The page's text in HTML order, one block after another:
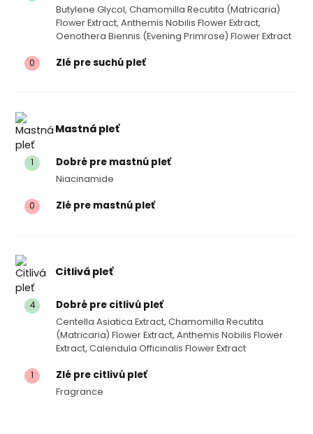
Butylene Glycol, Chamomilla Recutita (matricaria)
Flower Extract, Anthemis Nobilis Flower Extract,
Oenothera Biennis (evening Primrose) Flower Extract
0 Zlé pre suchú pleť
Mastná pleť
1 Dobré pre mastnú pleť
Niacinamide
0 Zlé pre mastnú pleť
Citlivá pleť
4 Dobré pre citlivú pleť
Centella Asiatica Extract, Chamomilla Recutita
(matricaria) Flower Extract, Anthemis Nobilis Flower
Extract, Calendula Officinalis Flower Extract
1 Zlé pre citlivú pleť
Fragrance